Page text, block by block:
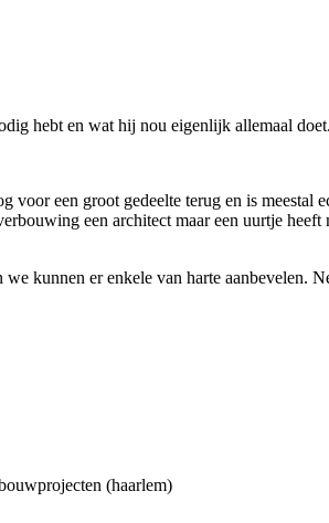
hebt en wat hij nou eigenlijk allemaal
een groot gedeelte terug en is
een architect maar een uurtje
kunnen er enkele van harte aanbevelen.
(haarlem)